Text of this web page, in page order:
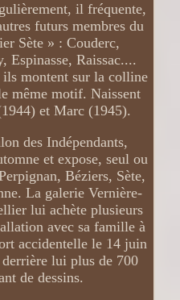
il fréquente,
futurs membres du
Sète » : Couderc,
Espinasse, Raissac....
montent sur la colline
même motif. Naissent
et Marc (1945).
des Indépendants,
et expose, seul ou
Béziers, Sète,
La galerie Vernière-
lui achète plusieurs
avec sa famille à
accidentelle le 14 juin
lui plus de 700
de dessins.